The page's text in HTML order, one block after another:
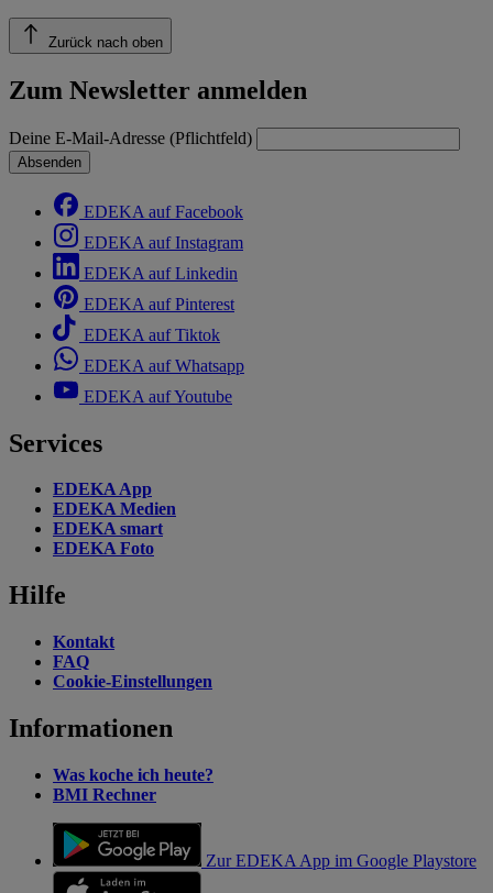
Zurück nach oben
Zum Newsletter anmelden
Deine E-Mail-Adresse (Pflichtfeld)
Absenden
EDEKA auf Facebook
EDEKA auf Instagram
EDEKA auf Linkedin
EDEKA auf Pinterest
EDEKA auf Tiktok
EDEKA auf Whatsapp
EDEKA auf Youtube
Services
EDEKA App
EDEKA Medien
EDEKA smart
EDEKA Foto
Hilfe
Kontakt
FAQ
Cookie-Einstellungen
Informationen
Was koche ich heute?
BMI Rechner
Zur EDEKA App im Google Playstore